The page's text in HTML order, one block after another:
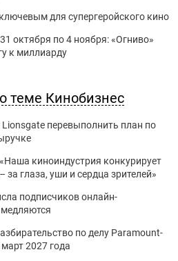
для супергеройского кино
октября по 4 ноября: «Огниво»
к миллиарду
теме Кинобизнес
перевыполнить план по
киноиндустрия конкурирует
за глаза, уши и сердца зрителей»
подписчиков онлайн-
по делу Paramount-
2027 года